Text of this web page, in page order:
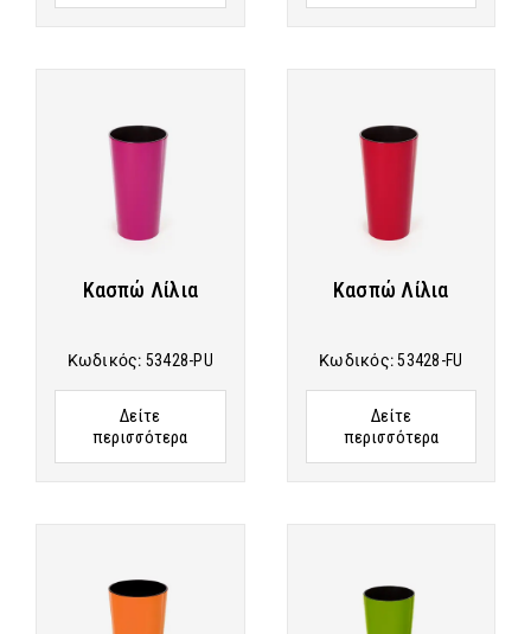
Κασπώ Λίλια
Κωδικός: 53428-PU
Δείτε
περισσότερα
Κασπώ Λίλια
Κωδικός:53428-FU
Δείτε
περισσότερα